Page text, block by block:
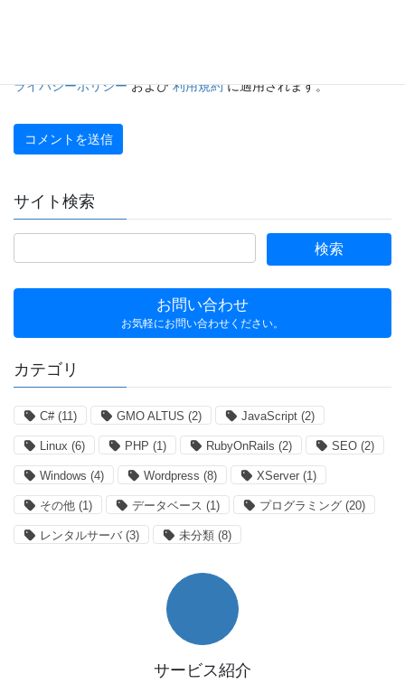
ライバシーポリシーおよび利用規約に適用されます。
サイト検索
お問い合わせ
お気軽にお問い合わせください。
カテゴリ
C#(11) GMO ALTUS (2) JavaScript (2)
Linux (6) PHP (1) RubyOnRails (2) SEO (2)
Windows (4) Wordpress (8) XServer (1)
その他 (1) データベース (1) プログラミング (20)
レンタルサーバ (3) 未分類 (8)
サービス紹介